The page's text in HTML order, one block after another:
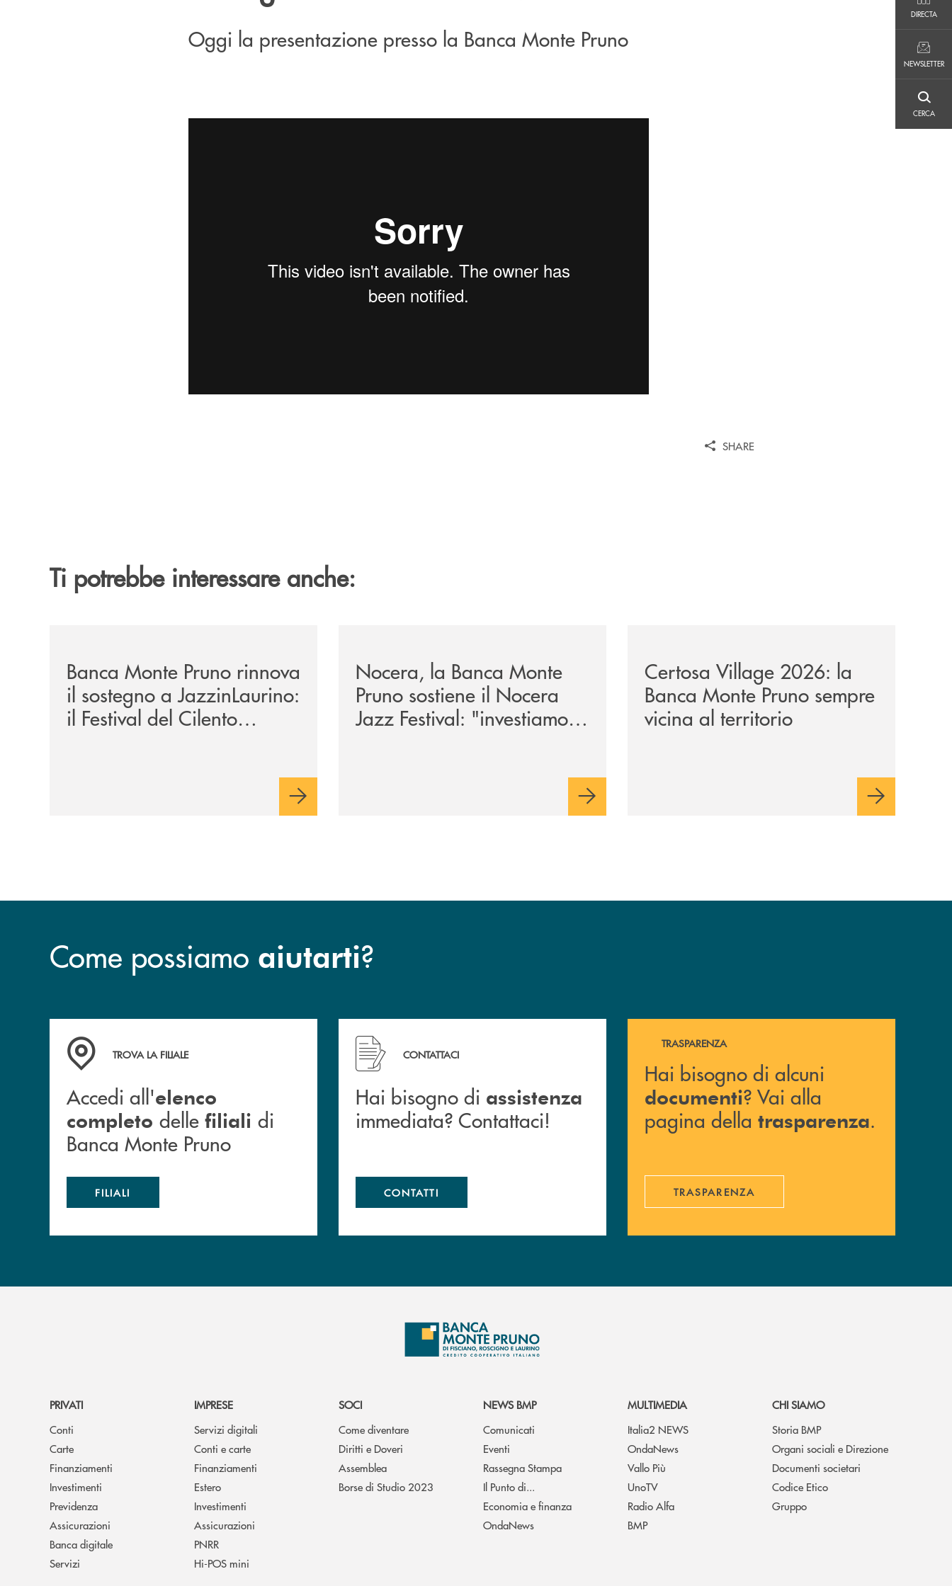
DIRECTA
NEWSLETTER
CERCA
Oggi la presentazione presso la Banca Monte Pruno
SHARE
Ti potrebbe interessare anche:
Banca Monte Pruno rinnova
il sostegno a JazzinLaurino:
il Festival del Cilento
Nocera, la Banca Monte
Pruno sostiene il Nocera
Jazz Festival: "investiamo
Certosa Village 2026: la
Banca Monte Pruno sempre
vicina al territorio
Come possiamo aiutarti?
Accedi all' elenco completo&nbsp; delle&nbsp; filiali&nbsp; di Banca Monte Pruno
TROVA LA FILIALE
Accedi all'elenco
completo delle filiali di
Banca Monte Pruno
FILIALI
Hai bisogno di assistenza immediata? Contattaci!
CONTATTACI
Hai bisogno di assistenza
immediata? Contattaci!
CONTATTI
Hai bisogno di alcuni documenti ? Vai alla pagina della
TRASPARENZA
Hai bisogno di alcuni
documenti? Vai alla
pagina della trasparenza.
TRASPARENZA
PRIVATI
Conti
Carte
Finanziamenti
Investimenti
Previdenza
Assicurazioni
Banca digitale
Servizi
IMPRESE
Servizi digitali
Conti e carte
Finanziamenti
Estero
Investimenti
Assicurazioni
PNRR
Hi-POS mini
SOCI
Come diventare
Diritti e Doveri
Assemblea
Borse di Studio 2023
NEWS BMP
Comunicati
Eventi
Rassegna Stampa
Il Punto di...
Economia e finanza
OndaNews
MULTIMEDIA
Italia2 NEWS
OndaNews
Vallo Più
UnoTV
Radio Alfa
BMP
CHI SIAMO
Storia BMP
Organi sociali e Direzione
Documenti societari
Codice Etico
Gruppo